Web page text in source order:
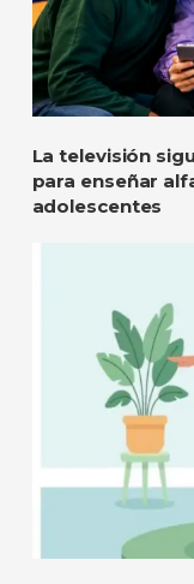
La televisión
para enseñar
adolescentes